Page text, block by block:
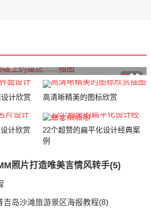
计欣赏 高清晰精美的图标欣赏
计欣赏
22个超赞的扁平化设计经典案
例
照片打造唯美言情风转手(5)
吉岛沙滩旅游景区海报教程(8)